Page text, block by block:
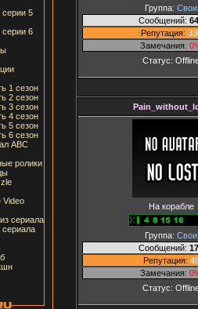
серии 5
серии 6
1 сезон
2 сезон
3 сезон
4 сезон
5 сезон
6 сезон
ABC
ролики
Video
сериала
сериала
Группа: Свои
Сообщений:
Репутация:
Замечания:
Статус:
На корабле
Группа: Свои
Сообщений:
Репутация:
Замечания:
Статус: